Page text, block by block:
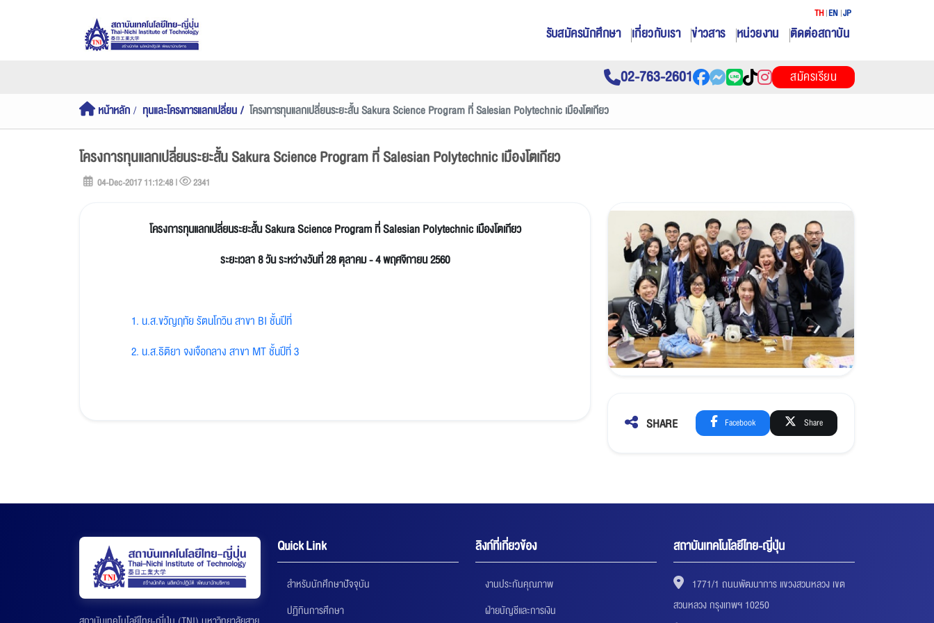
รับสมัครนักศึกษา เกี่ยวกับเรา ข่าวสาร หน่วยงาน ติดต่อสถาบัน
TH EN JP
02-763-2601 สมัครเรียน
หน้าหลัก ทุนและโครงการแลกเปลี่ยน โครงการทุนแลกเปลี่ยนระยะสั้น Sakura Science Program ที่ Salesian Polytechnic เมืองโตเกียว
โครงการทุนแลกเปลี่ยนระยะสั้น Sakura Science Program ที่ Salesian Polytechnic เมืองโตเกียว
04-Dec-2017 11:12:48 | 2341
โครงการทุนแลกเปลี่ยนระยะสั้น Sakura Science Program ที่ Salesian Polytechnic เมืองโตเกียว
ระยะเวลา 8 วัน ระหว่างวันที่ 28 ตุลาคม - 4 พฤศจิกายน 2560
1. น.ส.ขวัญฤทัย รัตนโกวิน สาขา BI ชั้นปีที่
2. น.ส.ธิติยา จงเจือกลาง สาขา MT ชั้นปีที่ 3
SHARE Facebook Share
Quick Link
สำหรับนักศึกษาปัจจุบัน
ปฏิทินการศึกษา
ลิงก์ที่เกี่ยวข้อง
งานประกันคุณภาพ
ฝ่ายบัญชีและการเงิน
สถาบันเทคโนโลยีไทย-ญี่ปุ่น
1771/1 ถนนพัฒนาการ แขวงสวนหลวง เขต
สวนหลวง กรุงเทพฯ 10250